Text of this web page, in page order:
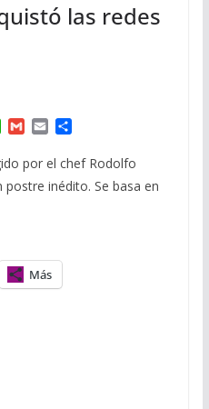
las redes
W
a
t
s
G
a
i
l
E
a
l
C
m
a
por el chef Rodolfo
inédito. Se basa en
Más